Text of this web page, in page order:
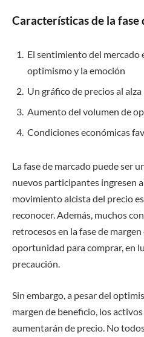
Características de la fase
El sentimiento del mercado
optimismo y la emoción
Un gráfico de precios al alza
Aumento del volumen de
Condiciones económicas
La fase de marcado puede ser
nuevos participantes ingresen
movimiento alcista del precio
reconocer. Además, muchos
retrocesos en la fase de
oportunidad para comprar, en
precaución.
Sin embargo, a pesar del
margen de beneficio, los
aumentarán de precio. No